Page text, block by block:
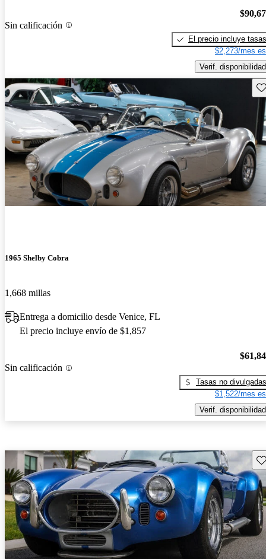
Sin calificación
El precio incluye tasas
$2,273/mes
Verif. disponibilidad
1965 Shelby Cobra
1,668 millas
Entrega a domicilio desde Venice, FL
El precio incluye envío de $1,857
Sin calificación
Tasas no divulgadas
$1,522/mes
Verif. disponibilidad